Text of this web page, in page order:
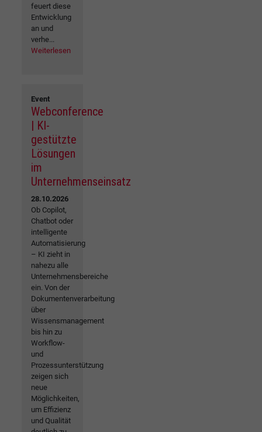
feuert diese
Entwicklung
an und
verhe...
Weiterlesen
Event
Webconference
| KI-
gestützte
Lösungen
im
Unternehmenseinsatz
28.10.2026
Ob Copilot,
Chatbot oder
intelligente
Automatisierung
– KI zieht in
nahezu alle
Unternehmensbereiche
ein. Von der
Dokumentenverarbeitung
über
Wissensmanagement
bis hin zu
Workflow-
und
Prozessunterstützung
zeigen sich
neue
Möglichkeiten,
um Effizienz
und Qualität